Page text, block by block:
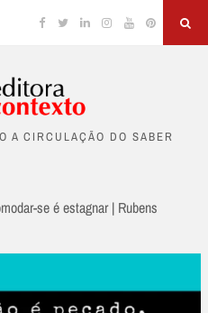
Facebook
TwitterLinkedinInstagram
YouTubePinterest
A CIRCULAÇÃO DO SABER
se é estagnar | Rubens